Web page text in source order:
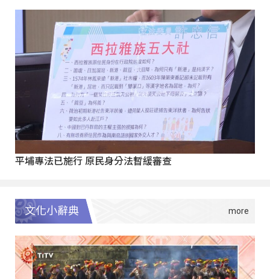
平埔專法已施行 原民身分法暫緩審查
文化小辭典